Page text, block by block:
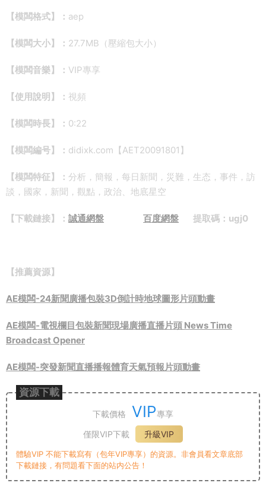
【模闆格式】： aep
【模闆大小】： 27.7MB（壓縮包大小）
【模闆音樂】： VIP專享
【使用說明】： 視頻
【模闆時長】： 0:22
【模闆編号】： didixk.com【AET20091801】
【模闆特征】： 分析，簡報，每日新聞，災難，生态，事件，訪
談，國家，新聞，觀點，政治、地底星空
【下載鏈接】： 誠通網盤 百度網盤 提取碼：ugj0
【推薦資源】
AE模闆-24新聞廣播包裝3D倒計時地球圖形片頭動畫
AE模闆-電視欄目包裝新聞現場廣播直播片頭 News Time
Broadcast Opener
AE模闆-突發新聞直播播報體育天氣預報片頭動畫
資源下載
下載價格 VIP專享
僅限VIP下載
升級VIP
體驗VIP 不能下載寫有（包年VIP專享）的資源。非會員看文章底部
下載鏈接，有問題看下面的站内公告！